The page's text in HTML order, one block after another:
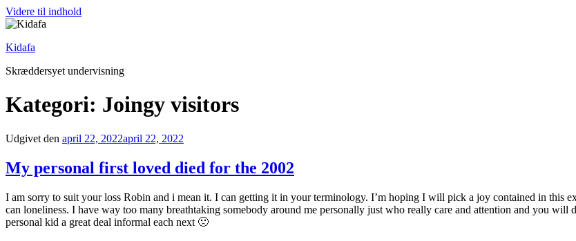
Videre til indhold
Kidafa
Skræddersyet undervisning
Kategori: Joingy visitors
Udgivet den april 22, 2022april 22, 2022
My personal first loved died for the 2002
I am sorry to suit your loss Robin and i mean it. I can getting it in your terminology. I’m hoping I will pick a joy contained in this
can loneliness. I have way too many breathtaking somebody around me personally just who really care and attention and you
personal kid a great deal informal each next 🙁